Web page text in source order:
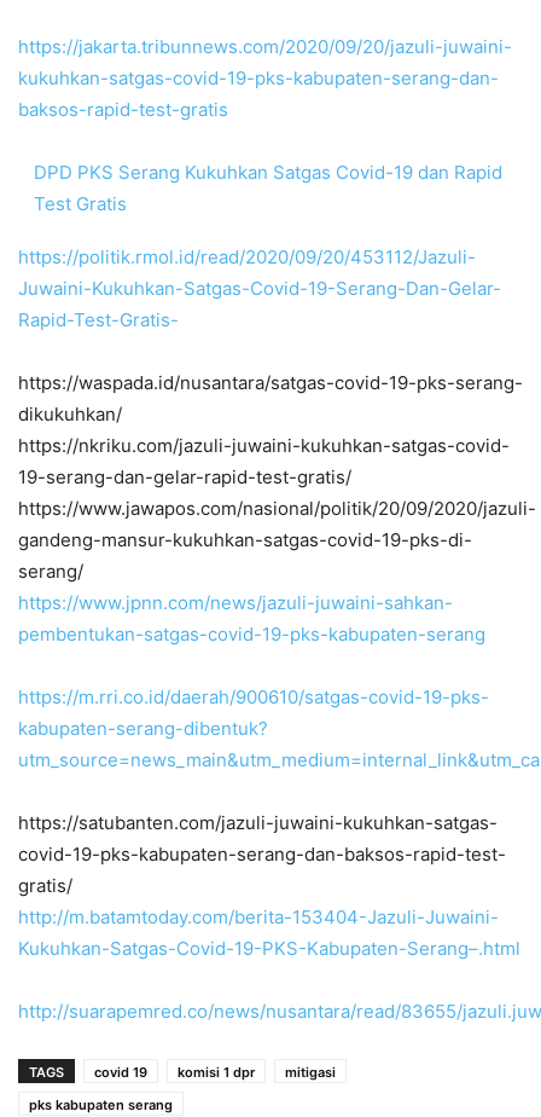
https://jakarta.tribunnews.com/2020/09/20/jazuli-juwaini-
kukuhkan-satgas-covid-19-pks-kabupaten-serang-dan-
baksos-rapid-test-gratis
DPD PKS Serang Kukuhkan Satgas Covid-19 dan Rapid
Test Gratis
https://politik.rmol.id/read/2020/09/20/453112/Jazuli-
Juwaini-Kukuhkan-Satgas-Covid-19-Serang-Dan-Gelar-
Rapid-Test-Gratis-
https://waspada.id/nusantara/satgas-covid-19-pks-serang-
dikukuhkan/
https://nkriku.com/jazuli-juwaini-kukuhkan-satgas-covid-
19-serang-dan-gelar-rapid-test-gratis/
https://www.jawapos.com/nasional/politik/20/09/2020/jazuli-
gandeng-mansur-kukuhkan-satgas-covid-19-pks-di-
serang/
https://www.jpnn.com/news/jazuli-juwaini-sahkan-
pembentukan-satgas-covid-19-pks-kabupaten-serang
https://m.rri.co.id/daerah/900610/satgas-covid-19-pks-
kabupaten-serang-dibentuk?
https://satubanten.com/jazuli-juwaini-kukuhkan-satgas-
covid-19-pks-kabupaten-serang-dan-baksos-rapid-test-
gratis/
http://m.batamtoday.com/berita-153404-Jazuli-Juwaini-
Kukuhkan-Satgas-Covid-19-PKS-Kabupaten-Serang–.html
http://suarapemred.co/news/nusantara/read/83655/
TAGS covid 19 komisi 1 dpr
mitigasi
pks kabupaten serang